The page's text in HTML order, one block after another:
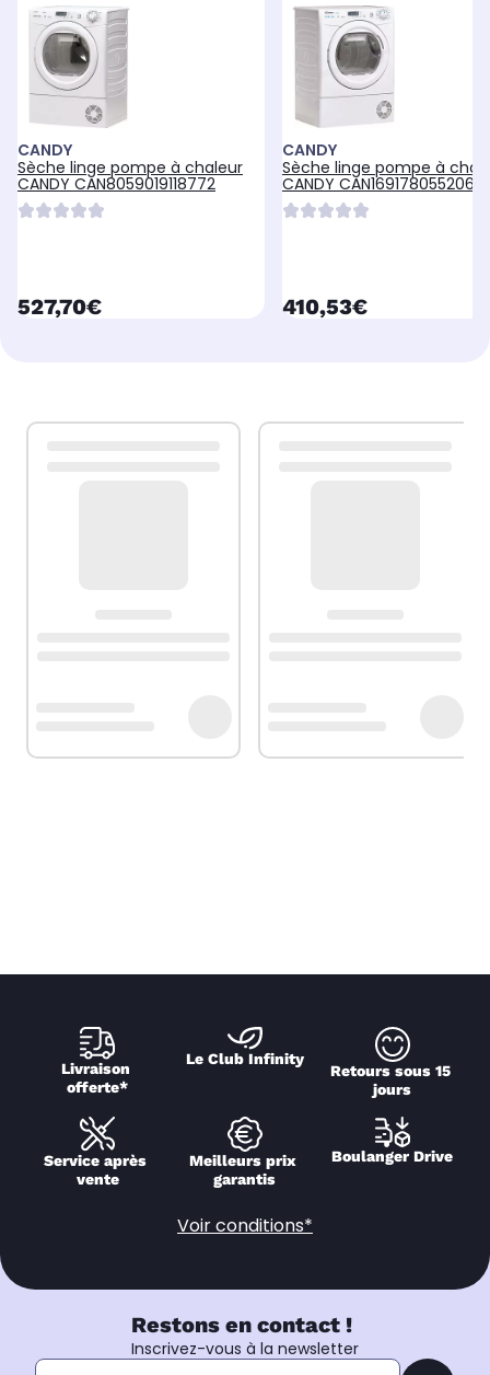
CANDY
Sèche linge pompe à chaleur
CANDY CAN8059019118772
currentPrice
527,70€
CANDY
Sèche linge pompe à
CANDY CAN1691780552062
currentPrice
410,53€
Livraison
offerte*
Le Club Infinity
Retours sous 15
jours
Service après
vente
Meilleurs prix
garantis
Boulanger Drive
Voir conditions*
Restons en contact !
Inscrivez-vous à la newsletter